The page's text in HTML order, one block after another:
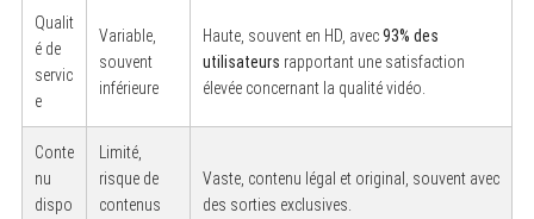
Qualit
é de
servic
e
Variable,
souvent
inférieure
Haute, souvent en HD, avec93% des
utilisateurs rapportant une satisfaction
élevée concernant la qualité vidéo.
Conte
nu
dispo
Limité,
risque de
contenus
Vaste, contenu légal et original, souvent avec
des sorties exclusives.
a